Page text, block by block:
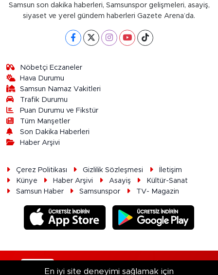
Samsun son dakika haberleri, Samsunspor gelişmeleri, asayiş,
siyaset ve yerel gündem haberleri Gazete Arena’da.
Nöbetçi Eczaneler
Hava Durumu
Samsun Namaz Vakitleri
Trafik Durumu
Puan Durumu ve Fikstür
Tüm Manşetler
Son Dakika Haberleri
Haber Arşivi
Çerez Politikası Gizlilik Sözleşmesi
İletişim
Künye
Haber Arşivi Asayiş
Kültür-Sanat
Samsun Haber
Samsunspor TV- Magazin
En iyi site deneyimi sağlamak için